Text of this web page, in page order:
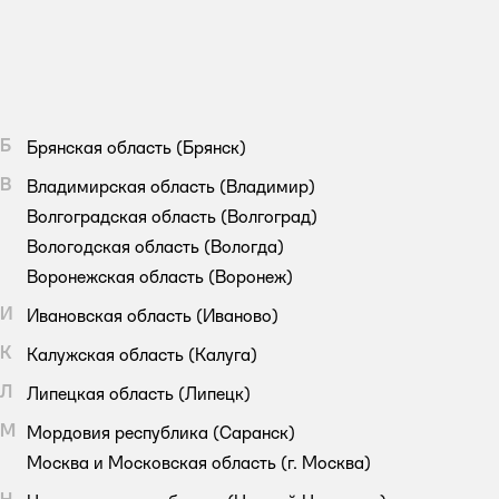
Б Брянская область (Брянск)
В
Владимирская область (Владимир)
Волгоградская область (Волгоград)
Вологодская область (Вологда)
Воронежская область (Воронеж)
И
Ивановская область (Иваново)
К
Калужская область (Калуга)
Л
Липецкая область (Липецк)
М
Мордовия республика (Саранск)
Москва и Московская область (г. Москва)